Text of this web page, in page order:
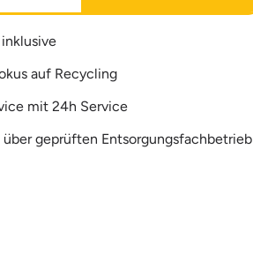
auf Recycling
mit 24h Service
geprüften Entsorgungsfachbetrieb